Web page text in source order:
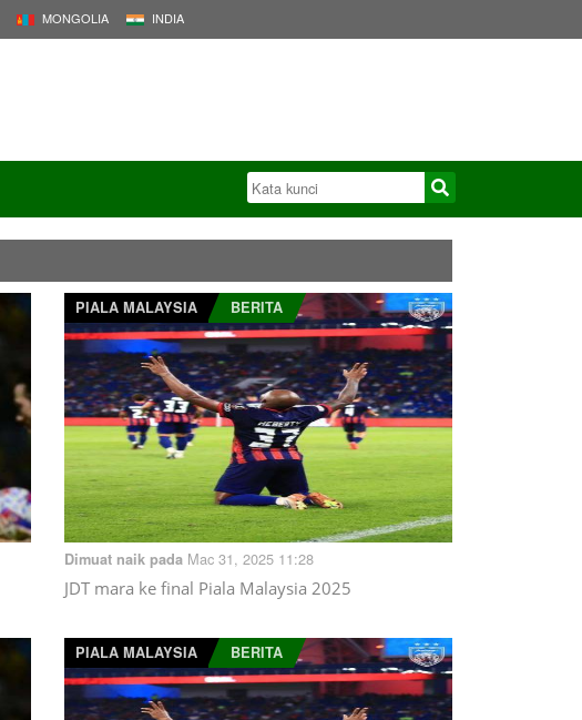
MONGOLIA INDIA
PIALA MALAYSIA BERITA
Dimuat naik pada Mac 31, 2025 11:28
JDT mara ke final Piala Malaysia 2025
PIALA MALAYSIA BERITA